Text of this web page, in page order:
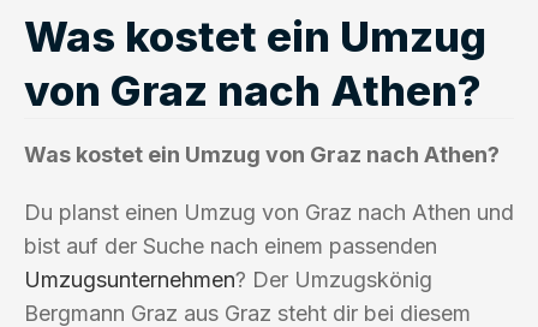
Was kostet ein Umzug
von Graz nach Athen?
Was kostet ein Umzug von Graz nach Athen?
Du planst einen Umzug von Graz nach Athen und
bist auf der Suche nach einem passenden
Umzugsunternehmen? Der Umzugskönig
Bergmann Graz aus Graz steht dir bei diesem